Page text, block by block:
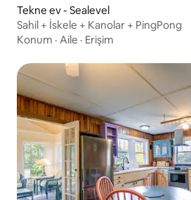
Tekne ev - Sealevel
Sahil + İskele + Kanolar + PingPong
Konum · Aile · Erişim